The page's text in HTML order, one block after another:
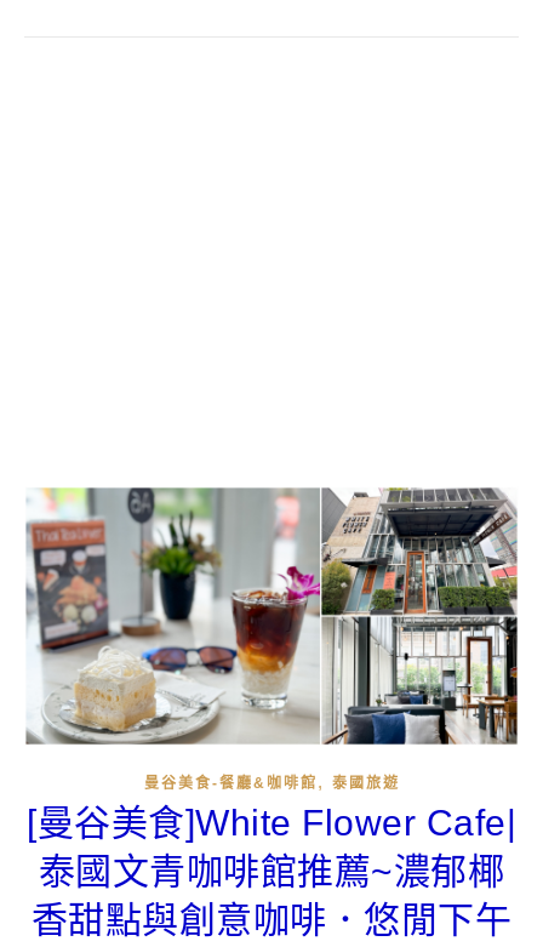
曼谷美食-餐廳&咖啡館 , 泰國旅遊
[曼谷美食]White Flower Cafe|
泰國文青咖啡館推薦~濃郁椰
香甜點與創意咖啡．悠閒下午